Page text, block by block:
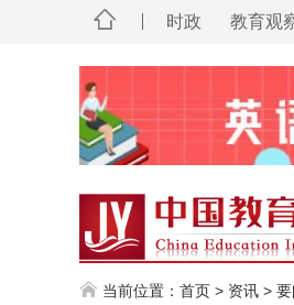
时政 教育观
当前位置： 首页 > 资讯 >